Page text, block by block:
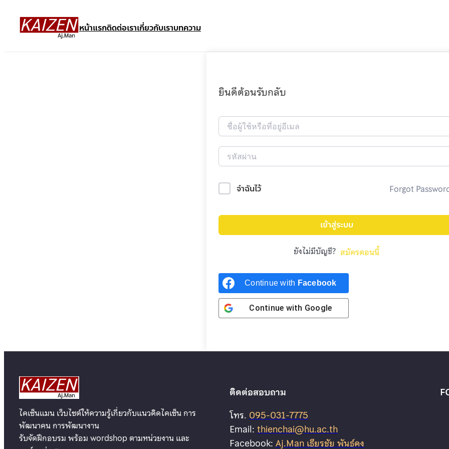
หน้าแรกติดต่อเราเกี่ยวกับเราบทความ
ยินดีต้อนรับกลับ
จำฉันไว้ Forgot
เข้าสู่ระบบ
ยังไม่มีบัญชี? สมัครตอนนี้
Continue with Facebook
Continue with Google
ไคเซ็นแมน เว็บไซต์ให้ความรู้เกี่ยวกับแนวคิดไคเซ็น การ
พัฒนาคน การพัฒนางาน
รับจัดฝึกอบรม พร้อม wordshop ตามหน่วยงาน และ
ติดต่อสอบถาม
โทร. 095-031-7775
Email: thienchai@hu.ac.th
Facebook: Aj.Man เธียรชัย พันธ์คง